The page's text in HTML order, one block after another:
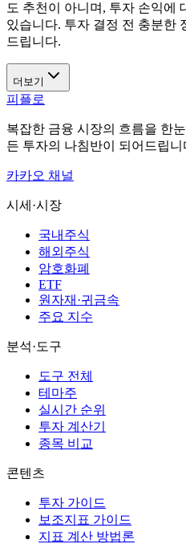
도 추천이 아니며, 투자 손익에
있습니다. 투자 결정 전 충분한
드립니다.
더보기
피플로
복잡한 금융 시장의 흐름을 한
든 투자의 나침반이 되어드립니
카카오 채널
시세·시장
국내주식
해외주식
암호화폐
ETF
원자재·귀금속
주요 지수
분석·도구
도구 전체
테마주
실시간 순위
투자 계산기
종목 비교
콘텐츠
투자 가이드
보조지표 가이드
지표 계산 방법론